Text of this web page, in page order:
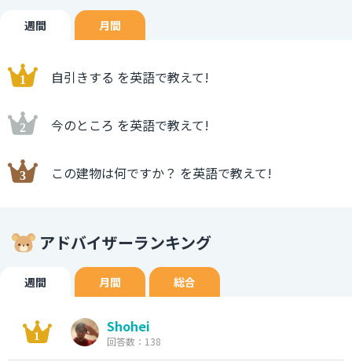
週間 月間
自引きする を英語で教えて!
今のところ を英語で教えて!
この建物は何ですか？ を英語で教えて!
アドバイザーランキング
週間 月間 総合
Shohei
回答数：138